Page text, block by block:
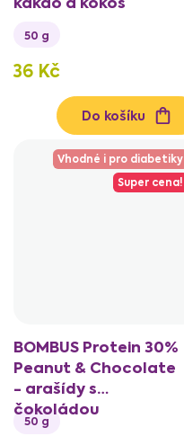
50 g
36 Kč
Do košíku
Vhodné i pro diabetiky
Super cena!
BOMBUS Protein 30%
Peanut & Chocolate
- arašídy s
čokoládou
50 g